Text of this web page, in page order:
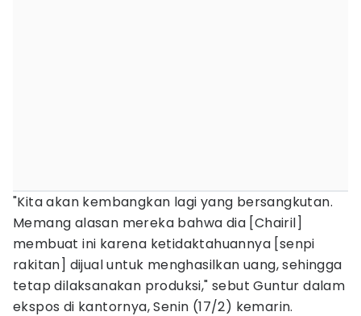
"Kita akan kembangkan lagi yang bersangkutan.
Memang alasan mereka bahwa dia [Chairil]
membuat ini karena ketidaktahuannya [senpi
rakitan] dijual untuk menghasilkan uang, sehingga
tetap dilaksanakan produksi," sebut Guntur dalam
ekspos di kantornya, Senin (17/2) kemarin.